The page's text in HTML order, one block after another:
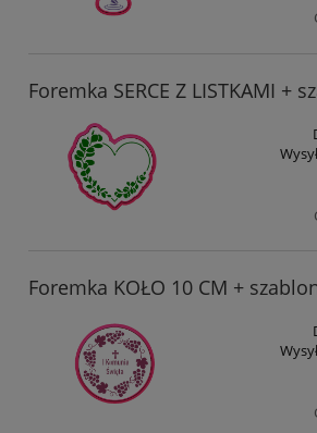
Foremka SERCE Z LISTKAMI +
Foremka KOŁO 10 CM +